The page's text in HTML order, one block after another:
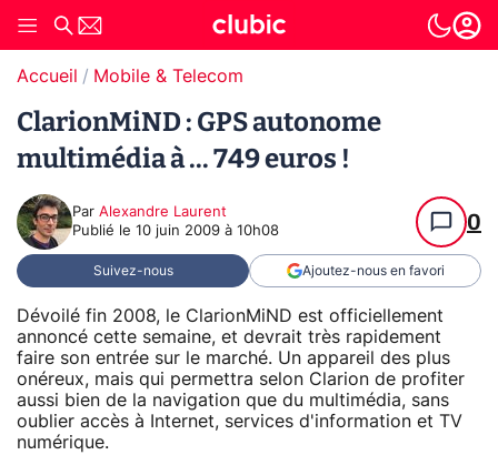
Accueil Mobile & Telecom
ClarionMiND : GPS autonome
multimédia à ... 749 euros !
Par Alexandre Laurent
Publié le 10 juin 2009 à 10h08 0
Suivez-nous Ajoutez-nous en favori
Dévoilé fin 2008, le ClarionMiND est officiellement
annoncé cette semaine, et devrait très rapidement
faire son entrée sur le marché. Un appareil des plus
onéreux, mais qui permettra selon Clarion de profiter
aussi bien de la navigation que du multimédia, sans
oublier accès à Internet, services d'information et TV
numérique.